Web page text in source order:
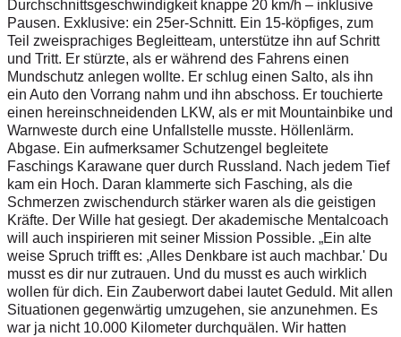
Durchschnittsgeschwindigkeit knappe 20 km/h – inklusive
Pausen. Exklusive: ein 25er-Schnitt. Ein 15-köpfiges, zum
Teil zweisprachiges Begleitteam, unterstütze ihn auf Schritt
und Tritt. Er stürzte, als er während des Fahrens einen
Mundschutz anlegen wollte. Er schlug einen Salto, als ihn
ein Auto den Vorrang nahm und ihn abschoss. Er touchierte
einen hereinschneidenden LKW, als er mit Mountainbike und
Warnweste durch eine Unfallstelle musste. Höllenlärm.
Abgase. Ein aufmerksamer Schutzengel begleitete
Faschings Karawane quer durch Russland. Nach jedem Tief
kam ein Hoch. Daran klammerte sich Fasching, als die
Schmerzen zwischendurch stärker waren als die geistigen
Kräfte. Der Wille hat gesiegt. Der akademische Mentalcoach
will auch inspirieren mit seiner Mission Possible. „Ein alte
weise Spruch trifft es: ,Alles Denkbare ist auch machbar.' Du
musst es dir nur zutrauen. Und du musst es auch wirklich
wollen für dich. Ein Zauberwort dabei lautet Geduld. Mit allen
Situationen gegenwärtig umzugehen, sie anzunehmen. Es
war ja nicht 10.000 Kilometer durchquälen. Wir hatten